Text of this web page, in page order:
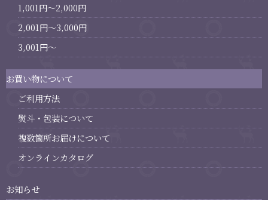
1,001円～2,000円
2,001円～3,000円
3,001円～
お買い物について
ご利用方法
熨斗・包装について
複数箇所お届けについて
オンラインカタログ
お知らせ